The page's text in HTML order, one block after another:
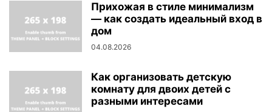
Прихожая в стиле минимализм
— как создать идеальный вход в
дом
04.08.2026
Как организовать детскую
комнату для двоих детей с
разными интересами